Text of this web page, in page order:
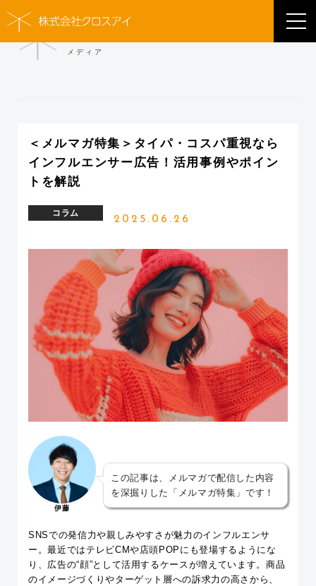
MEDIA
メディア
＜メルマガ特集＞タイパ・コスパ重視なら
インフルエンサー広告！活用事例やポイン
トを解説
コラム
2025.06.26
伊藤
この記事は、メルマガで配信した内容
を深掘りした「メルマガ特集」です！
SNSでの発信力や親しみやすさが魅力のインフルエンサ
ー。最近ではテレビCMや店頭POPにも登場するようにな
り、広告の“顔”として活用するケースが増えています。商品
のイメージづくりやターゲット層への訴求力の高さから、